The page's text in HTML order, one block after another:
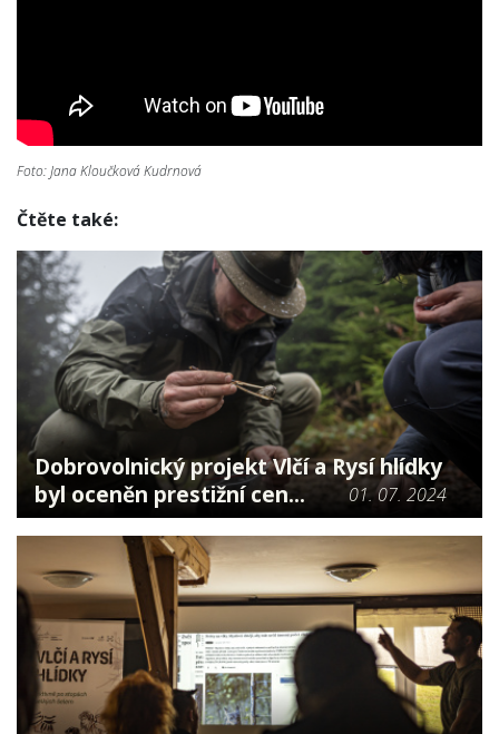
Foto: Jana Kloučková Kudrnová
Čtěte také:
Dobrovolnický projekt Vlčí a Rysí hlídky
byl oceněn prestižní cen...
01. 07. 2024